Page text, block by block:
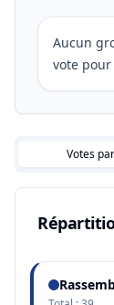
Aucun
vote
Votes